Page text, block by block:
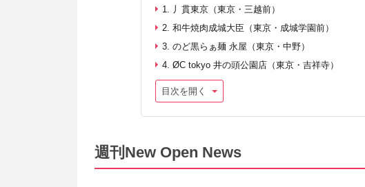
1. 丿貫東京（東京・三越前）
2. 和牛焼肉成城大臣（東京・成城学園前）
3. のど黒らぁ麺 永屋（東京・中野）
4. ØC tokyo 井の頭公園店（東京・吉祥寺）
目次を開く
週刊New Open News